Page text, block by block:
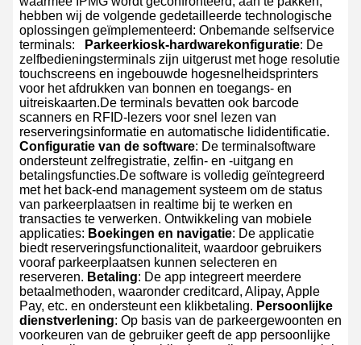
hebben wij de volgende gedetailleerde technologische
oplossingen geïmplementeerd: Onbemande selfservice
terminals:
Parkeerkiosk-hardwarekonfiguratie: De
zelfbedieningsterminals zijn uitgerust met hoge resolutie
touchscreens en ingebouwde hogesnelheidsprinters
voor het afdrukken van bonnen en toegangs- en
uitreiskaarten.De terminals bevatten ook barcode
scanners en RFID-lezers voor snel lezen van
reserveringsinformatie en automatische lididentificatie.
Configuratie van de software: De terminalsoftware
ondersteunt zelfregistratie, zelfin- en -uitgang en
betalingsfuncties.De software is volledig geïntegreerd
met het back-end management systeem om de status
van parkeerplaatsen in realtime bij te werken en
transacties te verwerken. Ontwikkeling van mobiele
applicaties: Boekingen en navigatie: De applicatie
biedt reserveringsfunctionaliteit, waardoor gebruikers
vooraf parkeerplaatsen kunnen selecteren en
reserveren. Betaling: De app integreert meerdere
betaalmethoden, waaronder creditcard, Alipay, Apple
Pay, etc. en ondersteunt een klikbetaling. Persoonlijke
dienstverlening: Op basis van de parkeergewoonten en
voorkeuren van de gebruiker geeft de app persoonlijke